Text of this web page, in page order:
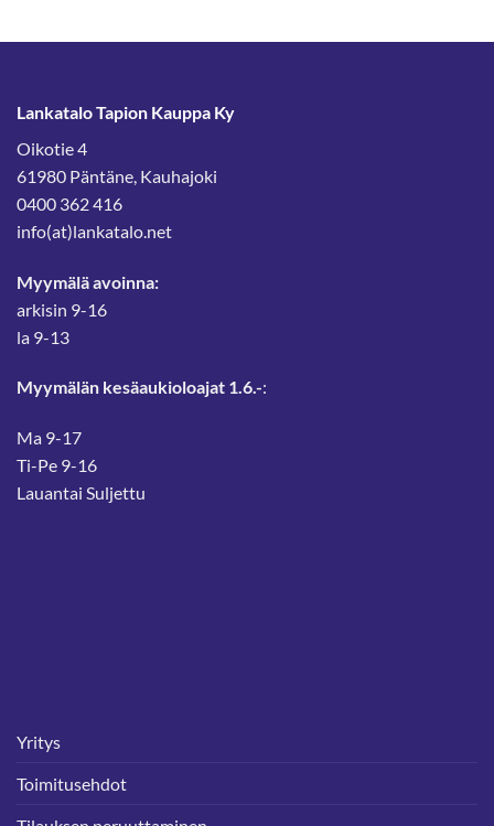
Lankatalo Tapion Kauppa Ky
Oikotie 4
61980 Päntäne, Kauhajoki
0400 362 416
info(at)lankatalo.net
Myymälä avoinna:
arkisin 9-16
la 9-13
Myymälän kesäaukioloajat 1.6.-:
Ma 9-17
Ti-Pe 9-16
Lauantai Suljettu
Yritys
Toimitusehdot